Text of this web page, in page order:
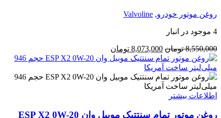
روغن موتور خودرو,
Valvoline
4 موجود در انبار
8,550,000 تومان 8,073,000 تومان
اطلاعات بیشتر
روغن موتور تمام سنتتیک موبیل وان ESP X2 0W-20